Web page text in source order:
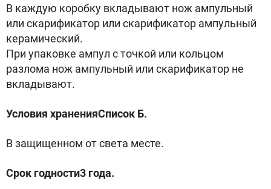
В каждую коробку вкладывают нож ампульный
или скарификатор или скарификатор ампульный
керамический.
При упаковке ампул с точкой или кольцом
разлома нож ампульный или скарификатор не
вкладывают.
Условия храненияСписок Б.
В защищенном от света месте.
Срок годности3 года.